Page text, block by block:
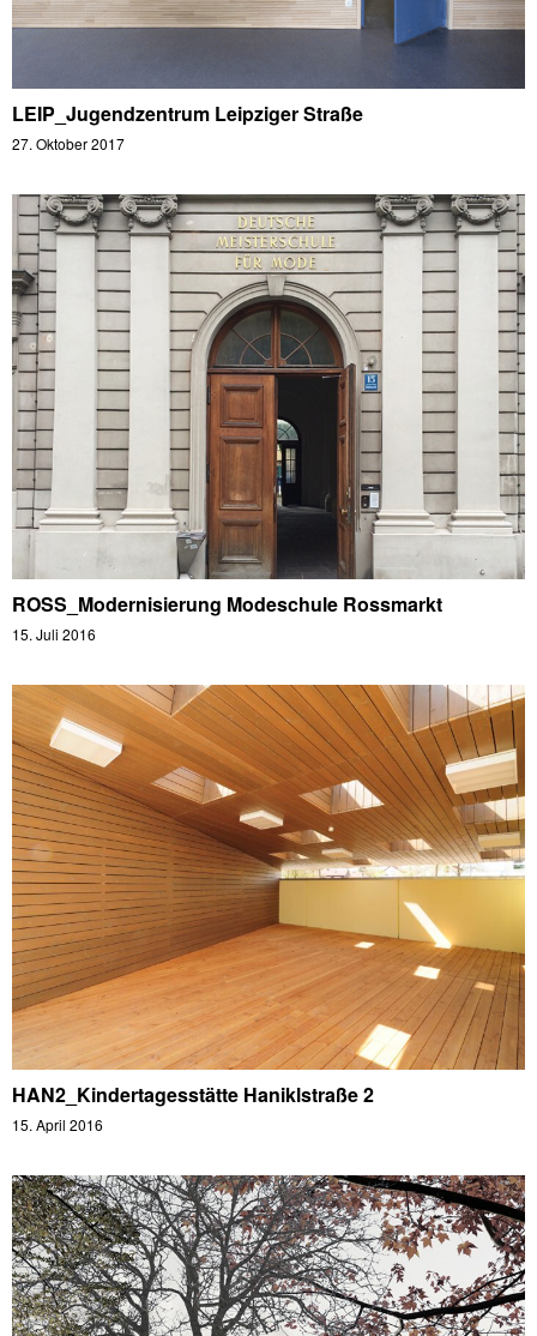
LEIP_Jugendzentrum Leipziger Straße
27. Oktober 2017
ROSS_Modernisierung Modeschule Rossmarkt
15. Juli 2016
HAN2_Kindertagesstätte Haniklstraße 2
15. April 2016